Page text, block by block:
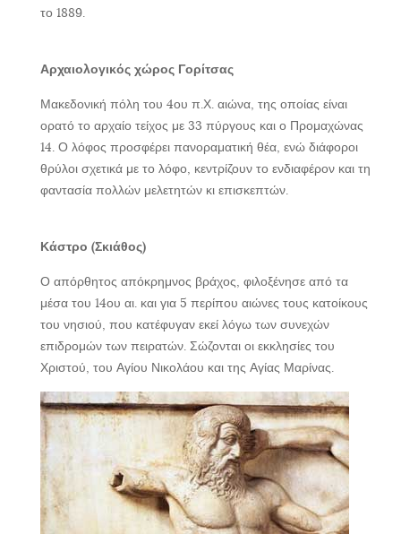
το 1889.
Αρχαιολογικός χώρος Γορίτσας
Μακεδονική πόλη του 4ου π.Χ. αιώνα, της οποίας είναι
ορατό το αρχαίο τείχος με 33 πύργους και ο Προμαχώνας
14. Ο λόφος προσφέρει πανοραματική θέα, ενώ διάφοροι
θρύλοι σχετικά με το λόφο, κεντρίζουν το ενδιαφέρον και τη
φαντασία πολλών μελετητών κι επισκεπτών.
Κάστρο (Σκιάθος)
Ο απόρθητος απόκρημνος βράχος, φιλοξένησε από τα
μέσα του 14ου αι. και για 5 περίπου αιώνες τους κατοίκους
του νησιού, που κατέφυγαν εκεί λόγω των συνεχών
επιδρομών των πειρατών. Σώζονται οι εκκλησίες του
Χριστού, του Αγίου Νικολάου και της Αγίας Μαρίνας.